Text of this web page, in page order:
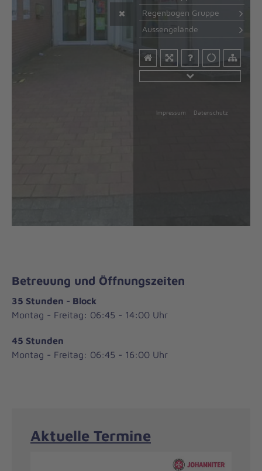
Betreuung und Öffnungszeiten
35 Stunden - Block
Montag - Freitag: 06:45 - 14:00 Uhr
45 Stunden
Montag - Freitag: 06:45 - 16:00 Uhr
Aktuelle Termine